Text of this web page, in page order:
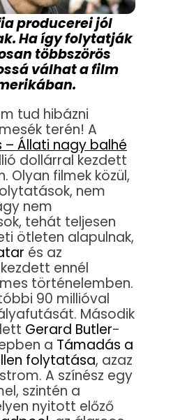
producerei jól
Ha így folytatják
többszörös
válhat a film
tud hibázni
terén! A
Állati nagy balhé
dollárral kezdett
Olyan filmek közül,
nem
nem
tehát teljesen
ötleten alapulnak,
és az
kezdett ennél
történelemben.
90 millióval
Második
Gerard Butler-
a Támadás a
folytatása, azaz
A színész egy
szintén a
nyitott előző